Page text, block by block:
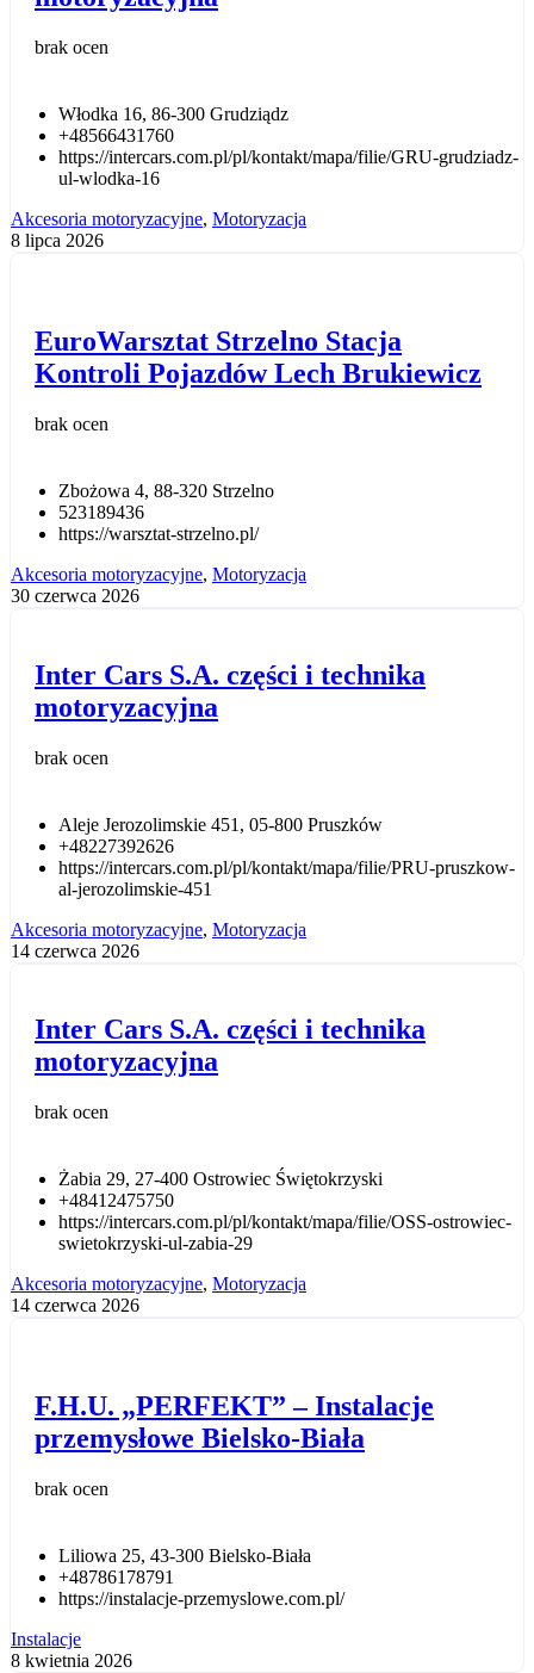
brak ocen
Włodka 16, 86-300 Grudziądz
+48566431760
https://intercars.com.pl/pl/kontakt/mapa/filie/GRU-grudziadz-
ul-wlodka-16
Akcesoria motoryzacyjne, Motoryzacja
8 lipca 2026
EuroWarsztat Strzelno Stacja
Kontroli Pojazdów Lech Brukiewicz
brak ocen
Zbożowa 4, 88-320 Strzelno
523189436
https://warsztat-strzelno.pl/
Akcesoria motoryzacyjne, Motoryzacja
30 czerwca 2026
Inter Cars S.A. części i technika
motoryzacyjna
brak ocen
Aleje Jerozolimskie 451, 05-800 Pruszków
+48227392626
https://intercars.com.pl/pl/kontakt/mapa/filie/PRU-pruszkow-
al-jerozolimskie-451
Akcesoria motoryzacyjne, Motoryzacja
14 czerwca 2026
Inter Cars S.A. części i technika
motoryzacyjna
brak ocen
Żabia 29, 27-400 Ostrowiec Świętokrzyski
+48412475750
https://intercars.com.pl/pl/kontakt/mapa/filie/OSS-ostrowiec-
swietokrzyski-ul-zabia-29
Akcesoria motoryzacyjne, Motoryzacja
14 czerwca 2026
F.H.U. „PERFEKT” – Instalacje
przemysłowe Bielsko-Biała
brak ocen
Liliowa 25, 43-300 Bielsko-Biała
+48786178791
https://instalacje-przemyslowe.com.pl/
Instalacje
8 kwietnia 2026